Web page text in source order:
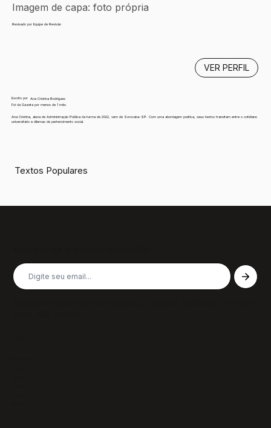
Imagem de capa: foto própria
Revisado por Equipe de Revisão
Escrito por
Ana Cristina Rodrigues
Foi da Gazeta por menos de 1 mês
Ana Cristina, aluna de Administração Pública da turma de 2022, vem de Sorocaba-SP. Com uma abordagem poética, seus textos transitam entre o cotidiano
universitário e dilemas de pertencimento social.
VER PERFIL
Textos Populares